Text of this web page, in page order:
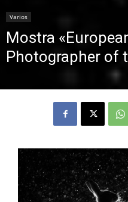
Varios
Mostra
Photographer of